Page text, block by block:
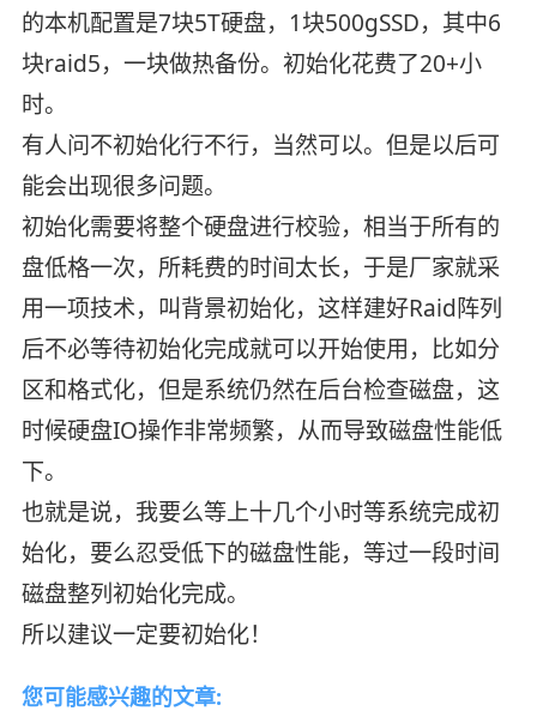
的本机配置是7块5T硬盘，1块500gSSD，其中6
块raid5，一块做热备份。初始化花费了20+小
时。
有人问不初始化行不行，当然可以。但是以后可
能会出现很多问题。
初始化需要将整个硬盘进行校验，相当于所有的
盘低格一次，所耗费的时间太长，于是厂家就采
用一项技术，叫背景初始化，这样建好Raid阵列
后不必等待初始化完成就可以开始使用，比如分
区和格式化，但是系统仍然在后台检查磁盘，这
时候硬盘IO操作非常频繁，从而导致磁盘性能低
下。
也就是说，我要么等上十几个小时等系统完成初
始化，要么忍受低下的磁盘性能，等过一段时间
磁盘整列初始化完成。
所以建议一定要初始化！
您可能感兴趣的文章: